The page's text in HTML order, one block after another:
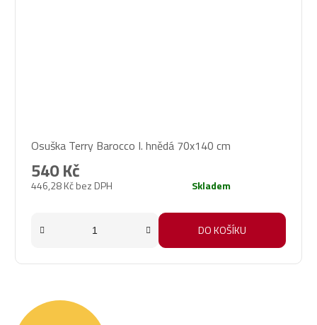
Osuška Terry Barocco I. hnědá 70x140 cm
446,28 Kč bez DPH
540 Kč
Skladem
DO KOŠÍKU